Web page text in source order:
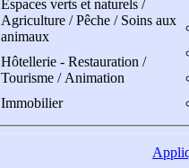
Espaces verts et naturels /
Agriculture / Pêche / Soins aux
animaux
Hôtellerie - Restauration /
Tourisme / Animation
Immobilier